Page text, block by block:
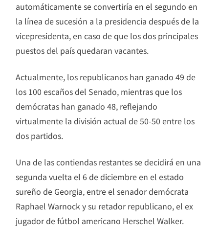
automáticamente se convertiría en el segundo en
la línea de sucesión a la presidencia después de la
vicepresidenta, en caso de que los dos principales
puestos del país quedaran vacantes.
Actualmente, los republicanos han ganado 49 de
los 100 escaños del Senado, mientras que los
demócratas han ganado 48, reflejando
virtualmente la división actual de 50-50 entre los
dos partidos.
Una de las contiendas restantes se decidirá en una
segunda vuelta el 6 de diciembre en el estado
sureño de Georgia, entre el senador demócrata
Raphael Warnock y su retador republicano, el ex
jugador de fútbol americano Herschel Walker.